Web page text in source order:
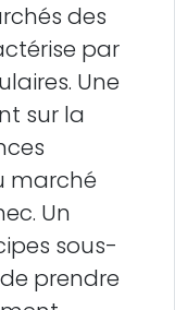
des
par
Une
sur la
marché
Un
sous-
prendre